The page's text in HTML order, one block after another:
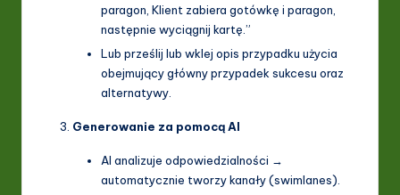
paragon, Klient zabiera gotówkę i paragon,
następnie wyciągnij kartę.”
Lub prześlij lub wklej opis przypadku użycia
obejmujący główny przypadek sukcesu oraz
alternatywy.
Generowanie za pomocą AI
AI analizuje odpowiedzialności →
automatycznie tworzy kanały (swimlanes).